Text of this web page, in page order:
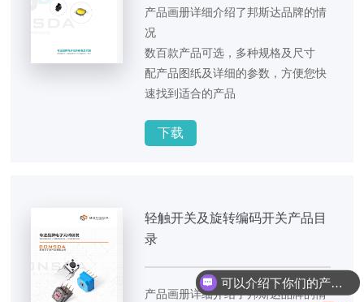
产品画册详细介绍了邦斯达品牌的情
况
数百款产品可选，多种规格及尺寸
配产品图纸及详细的参数，方便您快
速找到适合的产品
下载
轻触开关及旋转编码开关产品目
录
产品画册详细介绍了邦斯达品牌的情
可以介绍下你们的产品么